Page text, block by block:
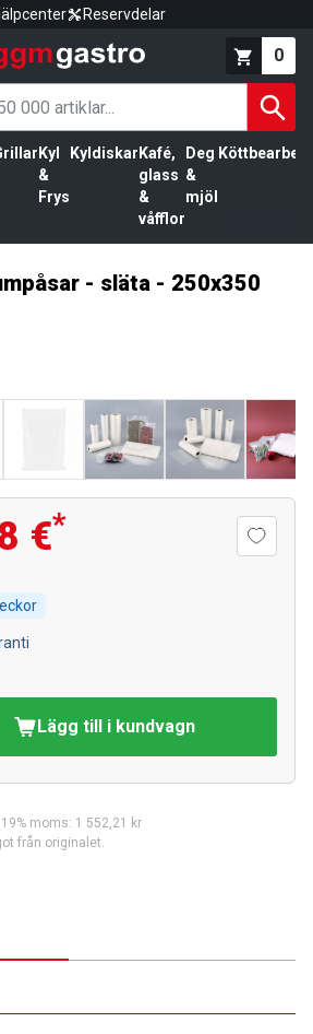
Reservdelar
0
Kyl
&
Frys
Kyldiskar Kafé,
glass
&
våfflor
Deg
&
mjöl
- släta - 250x350
€*
Lägg till i kundvagn
moms: 1 552,21 kr
från originalet.